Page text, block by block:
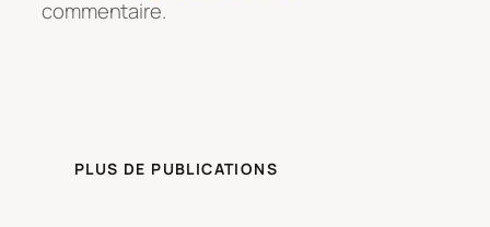
commentaire.
PLUS DE PUBLICATIONS